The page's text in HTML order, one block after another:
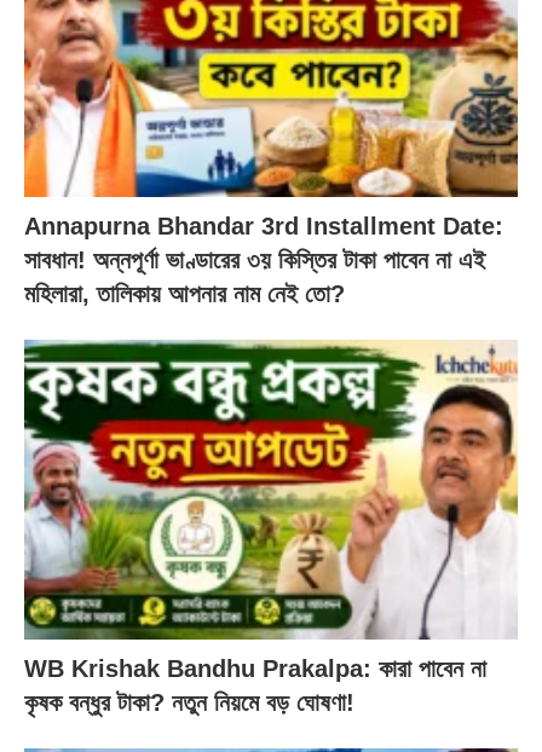
Annapurna Bhandar 3rd Installment Date:
সাবধান! অন্নপূর্ণা ভাণ্ডারের ৩য় কিস্তির টাকা পাবেন না এই
মহিলারা, তালিকায় আপনার নাম নেই তো?
WB Krishak Bandhu Prakalpa: কারা পাবেন না
কৃষক বন্ধুর টাকা? নতুন নিয়মে বড় ঘোষণা!